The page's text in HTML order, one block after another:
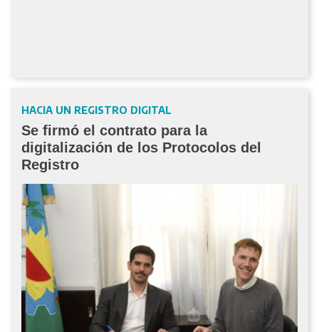
HACIA UN REGISTRO DIGITAL
Se firmó el contrato para la
digitalización de los Protocolos del
Registro